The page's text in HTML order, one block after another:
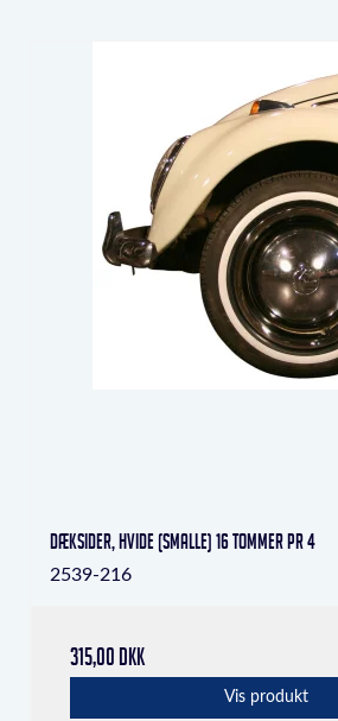
Dæksider, hvide (smalle) 16 tommer pr 4
2539-216
315,00 DKK
Vis produkt